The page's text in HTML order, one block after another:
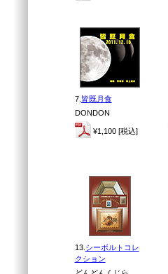
7. 皆既月食
DONDON
¥1,100 [税込]
13. シーボルトコレ
クション